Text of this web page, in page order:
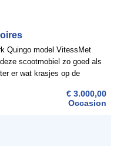
Quingo model VitessMet
scootmobiel zo goed als
er wat krasjes op de
het rechter ...
€ 3.000,00
Occasion